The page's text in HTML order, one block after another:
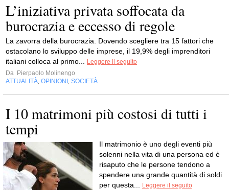
L’iniziativa privata soffocata da
burocrazia e eccesso di regole
La zavorra della burocrazia. Dovendo scegliere tra 15 fattori che
ostacolano lo sviluppo delle imprese, il 19,9% degli imprenditori
italiani colloca al primo...
Leggere il seguito
Da Pierpaolo Molinengo
ATTUALITÀ OPINIONI SOCIETÀ
I 10 matrimoni più costosi di tutti i
tempi
Il matrimonio è uno degli eventi più
solenni nella vita di una persona ed è
risaputo che le persone tendono a
spendere una grande quantità di soldi
per questa...
Leggere il seguito